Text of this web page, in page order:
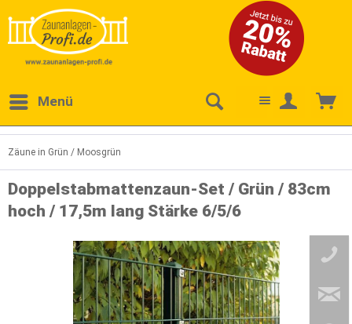
Menü
Zäune in Grün / Moosgrün
Doppelstabmattenzaun-Set / Grün / 83cm
hoch / 17,5m lang Stärke 6/5/6